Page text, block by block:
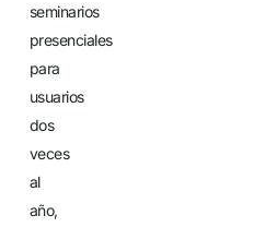
seminarios
presenciales
para
usuarios
dos
veces
al
año,